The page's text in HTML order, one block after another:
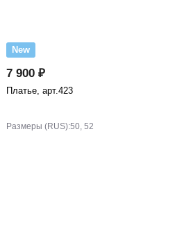
New
7 900 ₽
Платье, арт.423
Размеры (RUS):50, 52